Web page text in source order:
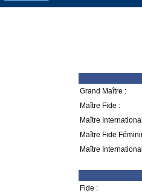
Grand Maître :
Maître Fide :
Maître
Maître Fide
Maître
Fide :